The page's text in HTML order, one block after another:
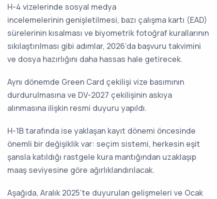
H-4 vizelerinde sosyal medya
incelemelerinin genişletilmesi, bazı çalışma kartı (EAD)
sürelerinin kısalması ve biyometrik fotoğraf kurallarının
sıkılaştırılması gibi adımlar, 2026’da başvuru takvimini
ve dosya hazırlığını daha hassas hale getirecek.
Aynı dönemde Green Card çekilişi vize basımının
durdurulmasına ve DV-2027 çekilişinin askıya
alınmasına ilişkin resmi duyuru yapıldı.
H-1B tarafında ise yaklaşan kayıt dönemi öncesinde
önemli bir değişiklik var: seçim sistemi, herkesin eşit
şansla katıldığı rastgele kura mantığından uzaklaşıp
maaş seviyesine göre ağırlıklandırılacak.
Aşağıda, Aralık 2025’te duyurulan gelişmeleri ve Ocak